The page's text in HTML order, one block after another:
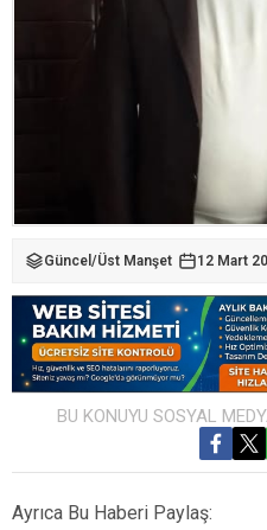
Güncel /Üst Manşet 12 Mart
BU KONUYU SOSYAL
Ayrıca Bu Haberi Paylaş: